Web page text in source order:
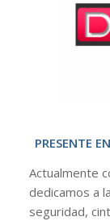
PRESENTE
Actualmente
dedicamos a
seguridad,